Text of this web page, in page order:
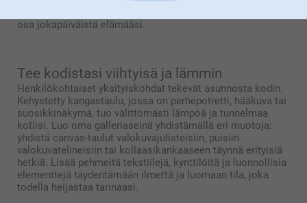
osa jokapäiväistä elämääsi.
Tee kodistasi viihtyisä ja lämmin
Henkilökohtaiset yksityiskohdat tekevät asunnosta kodin.
Kehystetty kangastaulu, jossa on perhepotretti, hääkuva tai
suosikkinäkymä, tuo välittömästi lämpöä ja tunnelmaa
kotiisi. Luo oma galleriaseinä yhdistämällä eri muotoja:
yhdistä canvas-taulut valokuvajulisteisiin, puisiin
valokuvatelineisiin tai kollaasikankaaseen täynnä erityisiä
hetkiä. Lisää pehmeitä tekstiilejä, kynttilöitä ja luonnollisia
elementtejä täydentämään ilmettä ja luomaan tila, joka
todella heijastaa tarinaasi.